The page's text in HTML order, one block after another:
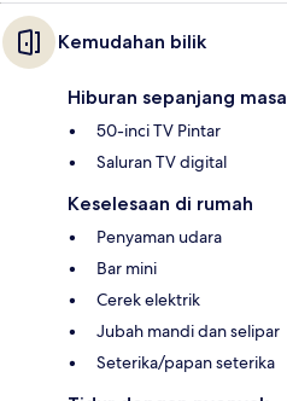
Kemudahan bilik
Hiburan sepanjang masa
50-inci TV Pintar
Saluran TV digital
Keselesaan di rumah
Penyaman udara
Bar mini
Cerek elektrik
Jubah mandi dan selipar
Seterika/papan seterika